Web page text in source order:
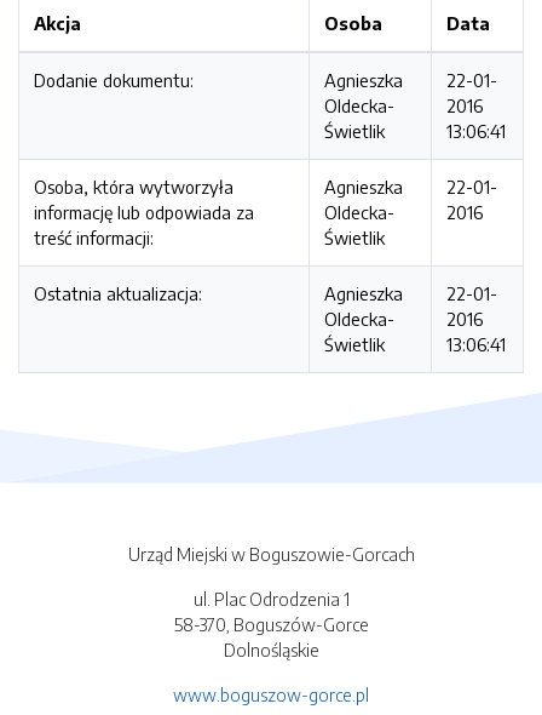
Akcja Osoba Data
Dodanie dokumentu:
Agnieszka
Oldecka-
Świetlik
22-01-
2016
13:06:41
Osoba, która wytworzyła
informację lub odpowiada za
treść informacji:
Agnieszka
Oldecka-
Świetlik
22-01-
2016
Ostatnia aktualizacja:
Agnieszka
Oldecka-
Świetlik
22-01-
2016
13:06:41
Urząd Miejski w Boguszowie-Gorcach
ul. Plac Odrodzenia 1
58-370, Boguszów-Gorce
Dolnośląskie
www.boguszow-gorce.pl